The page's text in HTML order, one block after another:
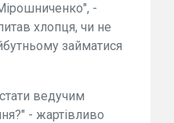
-
хлопця, чи не
займатися
ведучим
- жартівливо